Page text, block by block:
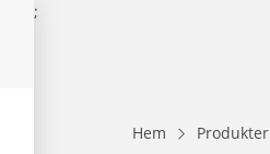
;
Hem Produkter